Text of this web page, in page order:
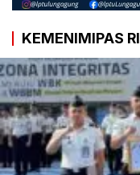
KEMENIMIPAS RI